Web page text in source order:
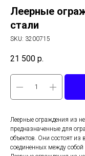
Леерные
стали
SKU: 3200715
21 500 р.
Леерные ограждения из
предназначенные для
объектов. Они состоят из
соединенных между собой